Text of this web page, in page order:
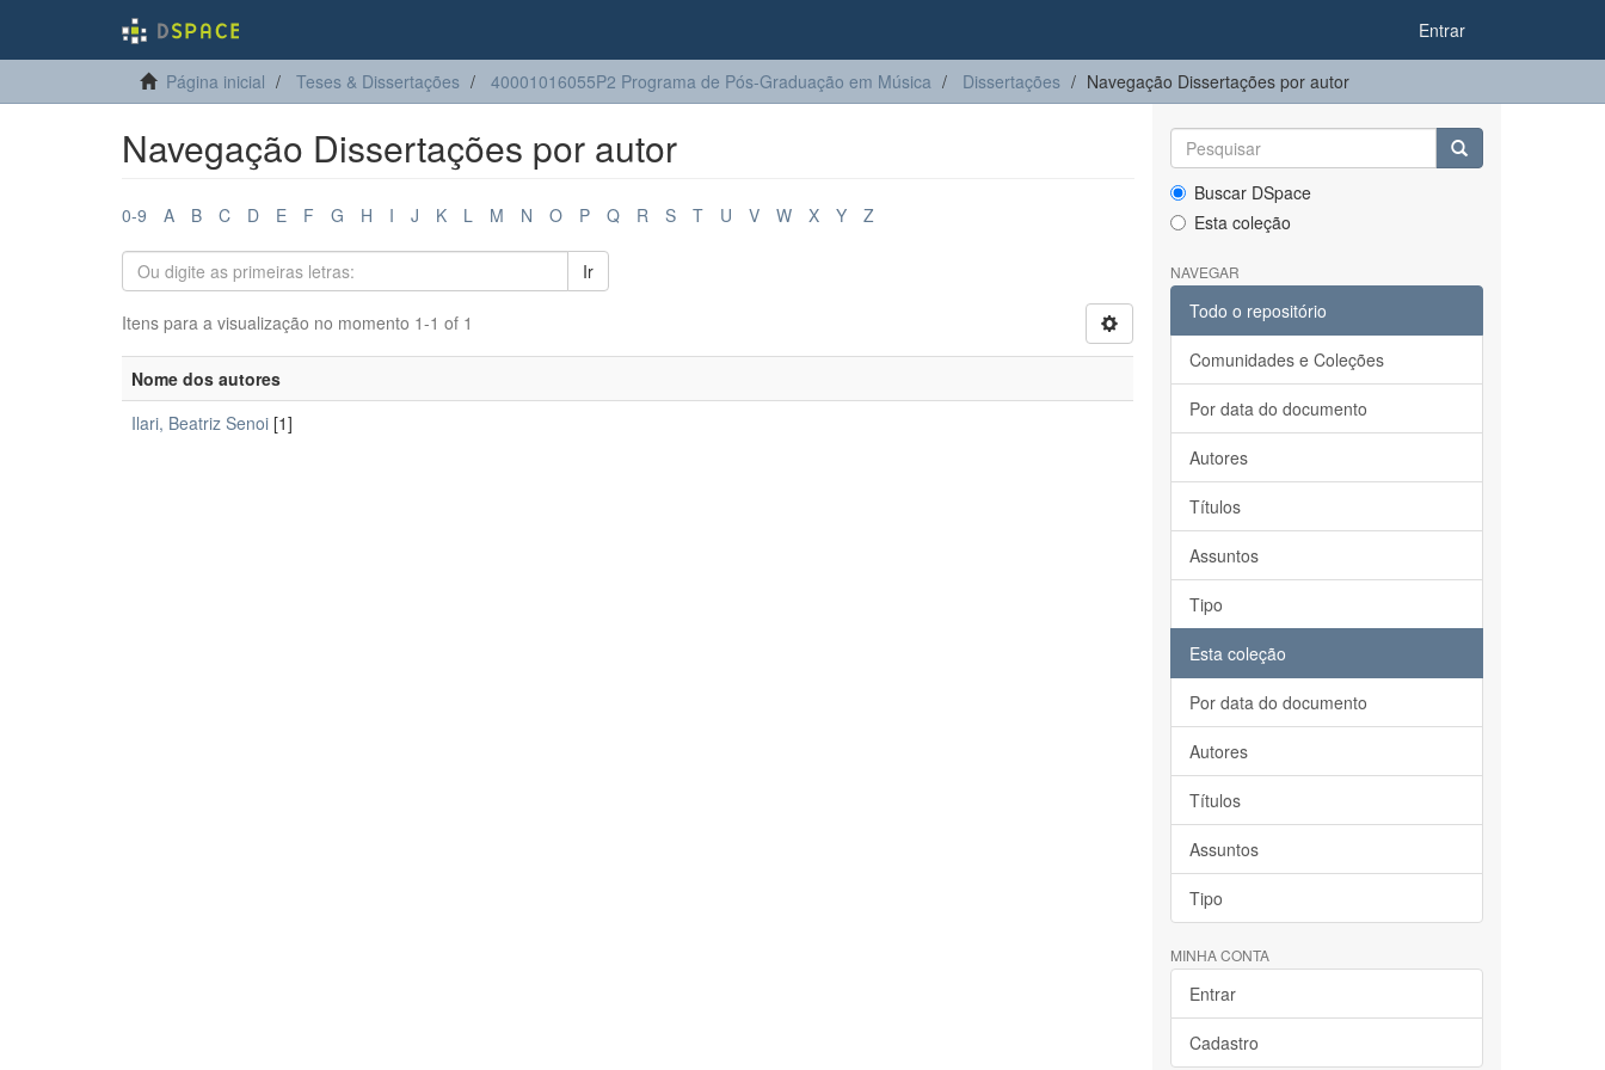
Entrar
Página inicial Teses & Dissertações 40001016055P2 Programa de Pós-Graduação em Música Dissertações Navegação Dissertações por autor
Navegação Dissertações por autor
0-9 A B C D E F G H I J K L M N O P Q R S T U V W X Y Z
Ir
Itens para a visualização no momento 1-1 of 1
Nome dos autores
Ilari, Beatriz Senoi [1]
Buscar DSpace
Esta coleção
NAVEGAR
Todo o repositório
Comunidades e Coleções
Por data do documento
Autores
Títulos
Assuntos
Tipo
Esta coleção
Por data do documento
Autores
Títulos
Assuntos
Tipo
MINHA CONTA
Entrar
Cadastro